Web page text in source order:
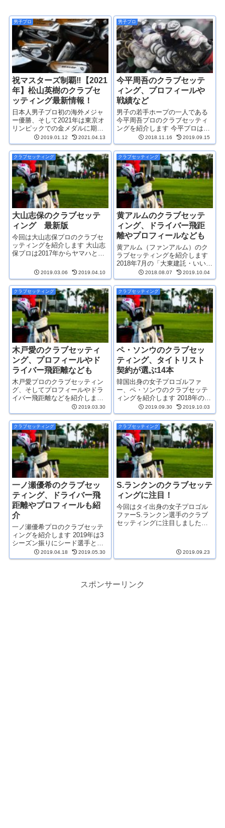
男子プロ
祝マスターズ制覇‼【2021
年】松山英樹のクラブセ
ッティング最新情報！
日本人男子プロ初の海外メジャ
ー優勝、そして2021年は東京オ
リンピックでの金メダルに期待
がかかる松山英樹プロのクラブ
セッティングを紹介します 最近
はクラブセッティングにダンロ
ップのウッド系クラブが少ない
のでイメージも薄れつつありま
すが...
2019.01.12 2021.04.13
男子プロ
今平周吾のクラブセッテ
ィング、プロフィールや
戦績など
男子の若手ホープの一人である
今平周吾プロのクラブセッティ
ングを紹介します 今平プロはプ
ロ転向後タイトリストとクラブ
契約をしていましたが、2017年
からはヤマハとクラブ契約を結
んでいます 2018年は賞金王、
2019年はマスターズ...
2018.11.16 2019.09.15
クラブセッティング
大山志保のクラブセッテ
ィング 最新版
今回は大山志保プロのクラブセ
ッティングを紹介します 大山志
保プロは2017年からヤマハとク
2019年からはクラブ契約フリー
となりました クラブ契約フリー
の選手のクラブセッティングは
アマチュアのお手本にも...
2019.03.06 2019.04.10
クラブセッティング
黄アルムのクラブセッテ
ィング、ドライバー飛距
離やプロフィールなども
黄アルム（ファンアルム）のク
ラブセッティングを紹介します
2018年7月の「大東建託・いい部
屋ネットレディス」で実に9年ぶ
りの優勝を果たした黄アルムで
すが、2018年はその後2勝をあげ
年間3勝と素晴らしいシーズンで
した 年間複数...
2018.08.07 2019.10.04
クラブセッティング
木戸愛のクラブセッティ
ング、プロフィールやド
ライバー飛距離なども
木戸愛プロのクラブセッティン
グ、そしてプロフィールやドラ
イバー飛距離などを紹介します
2011年に初シードを獲得し8年連
続でシードを維持している木戸
愛プロ。2012年の初優勝をあげ
て以来、優勝から遠ざかってい
るので2勝目を目指して頑張...
2019.03.30
クラブセッティング
ペ・ソンウのクラブセッ
ティング、タイトリスト
契約が選ぶ14本
韓国出身の女子プロゴルファ
ー、ペ・ソンウのクラブセッテ
ィングを紹介します 2018年のフ
ァイナルQTで14位に入り2019年
から日本ツアーに本格参戦して
いるペ・ソンウ 韓国ツアーで賞
金ランキング2位（2018年）にな
った実力者だ...
2019.09.30 2019.10.03
クラブセッティング
一ノ瀬優希のクラブセッ
ティング、ドライバー飛
距離やプロフィールも紹
介
一ノ瀬優希プロのクラブセッテ
ィングを紹介します 2019年は3
シーズン振りにシード選手とし
てツアーに参戦する一ノ瀬優希
プロ。開幕前に負った怪我の影
てくれるでしょう クラブセ...
2019.04.18 2019.05.30
クラブセッティング
S.ランクンのクラブセッテ
ィングに注目！
今回はタイ出身の女子プロゴル
ファーS.ランクン選手のクラブ
セッティングに注目しました
2019年シーズンは第4戦...2019.09.23
スポンサーリンク